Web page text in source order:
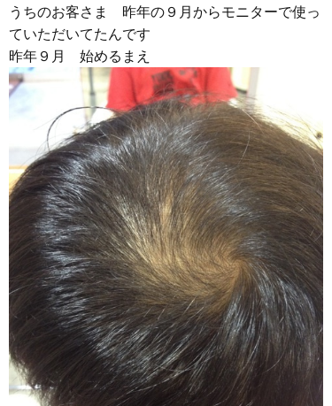
うちのお客さま 昨年の９月からモニターで使っ
ていただいてたんです
昨年９月 始めるまえ